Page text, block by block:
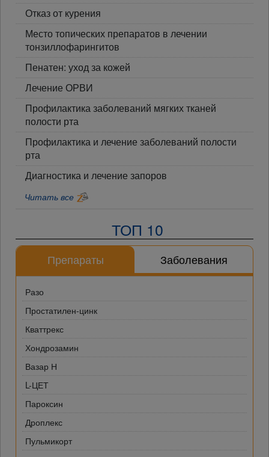
Отказ от курения
Место топических препаратов в лечении
тонзиллофарингитов
Пенатен: уход за кожей
Лечение ОРВИ
Профилактика заболеваний мягких тканей
полости рта
Профилактика и лечение заболеваний полости
рта
Диагностика и лечение запоров
Читать все
ТОП 10
Препараты Заболевания
Разо
Простатилен-цинк
Кваттрекс
Хондрозамин
Вазар Н
L-ЦЕТ
Пароксин
Дроплекс
Пульмикорт